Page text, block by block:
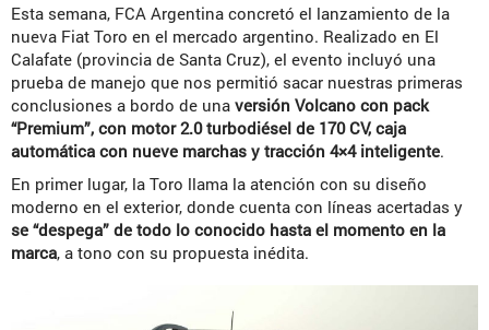
Esta semana, FCA Argentina concretó el lanzamiento de la
nueva Fiat Toro en el mercado argentino. Realizado en El
Calafate (provincia de Santa Cruz), el evento incluyó una
prueba de manejo que nos permitió sacar nuestras primeras
conclusiones a bordo de una versión Volcano con pack
“Premium”, con motor 2.0 turbodiésel de 170 CV, caja
automática con nueve marchas y tracción 4×4 inteligente.
En primer lugar, la Toro llama la atención con su diseño
moderno en el exterior, donde cuenta con líneas acertadas y
se “despega” de todo lo conocido hasta el momento en la
marca, a tono con su propuesta inédita.